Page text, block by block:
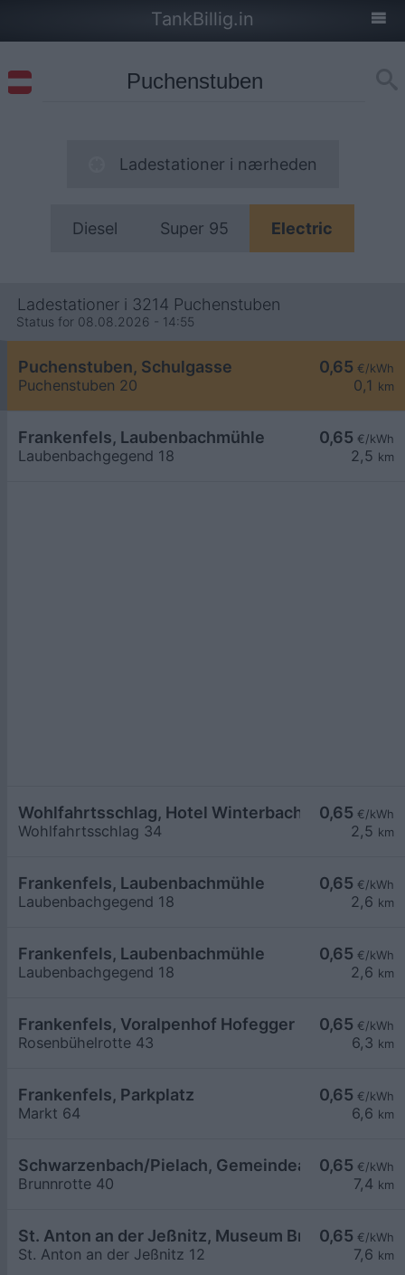
TankBillig.in
Ladestationer i nærheden
Diesel Super 95 Electric
Ladestationer i 3214 Puchenstuben
Status for 08.08.2026 - 14:55
0,65 €/kWh
0,1 km
Puchenstuben, Schulgasse
Puchenstuben 20
0,65 €/kWh
2,5 km
Frankenfels, Laubenbachmühle
Laubenbachgegend 18
0,65 €/kWh
2,5 km
Wohlfahrtsschlag, Hotel Winterbach
Wohlfahrtsschlag 34
0,65 €/kWh
2,6 km
Frankenfels, Laubenbachmühle
Laubenbachgegend 18
0,65 €/kWh
2,6 km
Frankenfels, Laubenbachmühle
Laubenbachgegend 18
0,65 €/kWh
6,3 km
Frankenfels, Voralpenhof Hofegger
Rosenbühelrotte 43
0,65 €/kWh
6,6 km
Frankenfels, Parkplatz
Markt 64
0,65 €/kWh
7,4 km
Schwarzenbach/Pielach, Gemeindeamt
Brunnrotte 40
0,65 €/kWh
7,6 km
St. Anton an der Jeßnitz, Museum Bruderlade
St. Anton an der Jeßnitz 12